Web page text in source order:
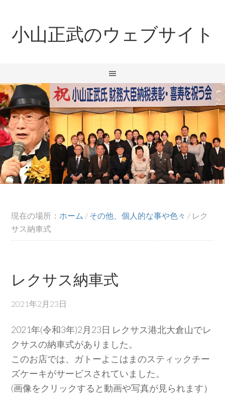
小山正武のウェブサイト
現在の場所： ホーム / その他、個人的な事や色々 / レク
サス納車式
レクサス納車式
2021年2月23日
2021年(令和3年)2月23日 レクサス港北大倉山でレ
クサスの納車式がありました。
このお店では、ガトーよこはまのスティックチー
ズケーキがサービスされていました。
(画像をクリックすると動画や写真が見られます）